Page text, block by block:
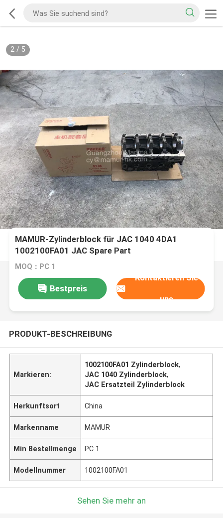
2/ 5
MAMUR-Zylinderblock für JAC 1040 4DA1
1002100FA01 JAC Spare Part
MOQ：PC 1
Bestpreis
Kontaktieren Sie
uns
PRODUKT-BESCHREIBUNG
Markieren:
1002100FA01 Zylinderblock,
JAC 1040 Zylinderblock,
JAC Ersatzteil Zylinderblock
Herkunftsort China
Markenname MAMUR
Min Bestellmenge PC 1
Modellnummer 1002100FA01
Sehen Sie mehr an